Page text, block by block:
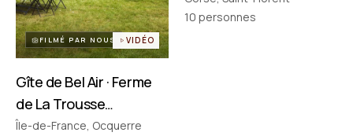
Réseau choisi un par un
FILMÉ PAR NOUS VIDÉO
Gîte de Bel Air · Ferme
de La Trousse
(Ocquerre)
Île-de-France, Ocquerre
10 personnes